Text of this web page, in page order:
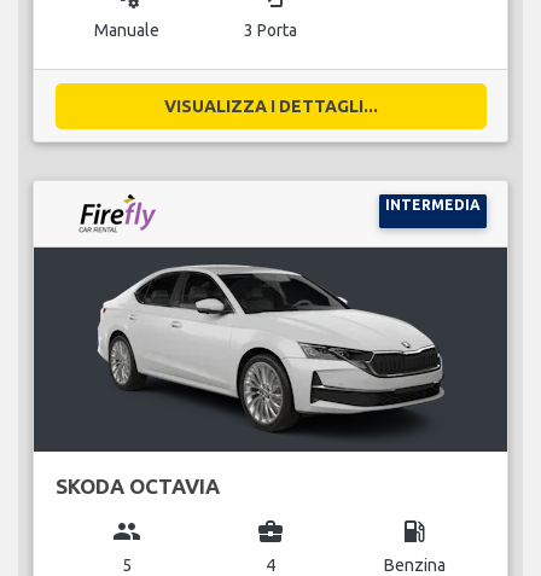
Manuale 3 Porta
VISUALIZZA I DETTAGLI...
INTERMEDIA
SKODA OCTAVIA
group
5
business_center
4
local_gas_station
Benzina